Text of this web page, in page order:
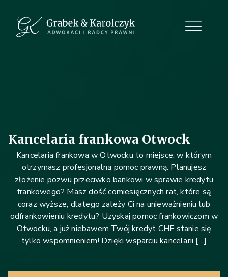
Kancelaria frankowa Otwock
Kancelaria frankowa w Otwocku to miejsce, w którym
otrzymasz profesjonalną pomoc prawną. Planujesz
złożenie pozwu przeciwko bankowi w sprawie kredytu
frankowego? Masz dość comiesięcznych rat, które są
coraz wyższe, dlatego zależy Ci na unieważnieniu lub
odfrankowieniu kredytu? Uzyskaj pomoc frankowiczom w
Otwocku, a już niebawem Twój kredyt CHF stanie się
tylko wspomnieniem! Dzięki wsparciu kancelarii […]